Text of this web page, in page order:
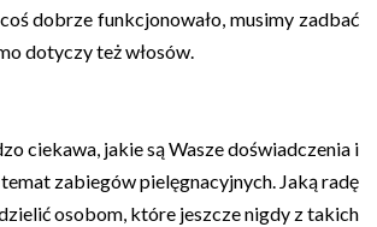
dobrze funkcjonowało, musimy zadbać
dotyczy też włosów.
ciekawa, jakie są Wasze doświadczenia i
zabiegów pielęgnacyjnych. Jaką radę
osobom, które jeszcze nigdy z takich